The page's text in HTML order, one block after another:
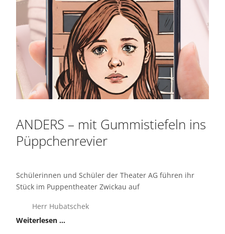
ANDERS – mit Gummistiefeln ins
Püppchenrevier
Schülerinnen und Schüler der Theater AG führen ihr
Stück im Puppentheater Zwickau auf
Herr Hubatschek
Weiterlesen …